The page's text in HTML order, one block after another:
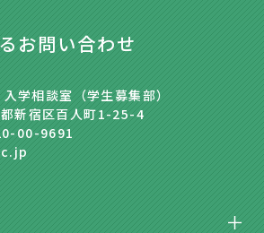
お問い合わせ
学相談室（学生募集部）
新宿区百人町1-25-4
00-9691